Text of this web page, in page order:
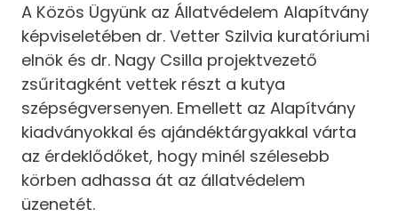
A Közös Ügyünk az Állatvédelem Alapítvány
képviseletében dr. Vetter Szilvia kuratóriumi
elnök és dr. Nagy Csilla projektvezető
zsűritagként vettek részt a kutya
szépségversenyen. Emellett az Alapítvány
kiadványokkal és ajándéktárgyakkal várta
az érdeklődőket, hogy minél szélesebb
körben adhassa át az állatvédelem
üzenetét.